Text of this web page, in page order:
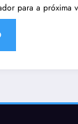
para a próxima